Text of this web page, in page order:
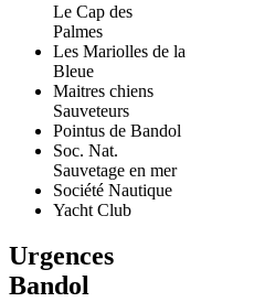
Le Cap des
Palmes
Les Mariolles de la
Bleue
Maitres chiens
Sauveteurs
Pointus de Bandol
Soc. Nat.
Sauvetage en mer
Société Nautique
Yacht Club
Urgences
Bandol